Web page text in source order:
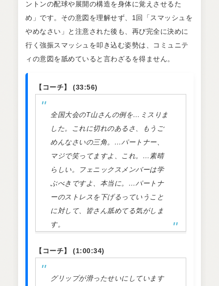
ントンの配球や展開の構造を身体に覚えさせるた
め」です。その意図を理解せず、1回「スマッシュを
やめなさい」と注意された後も、再び完全に決めに
行く強振スマッシュを叩き込む姿勢は、コミュニテ
ィの意図を舐めていると言わざるを得ません。
【コーチ】 (33:56)
全国大会のT山さんの例を…ミスりま
した。これに切れのあるさ、もうご
めんなさいの三角。…パートナー、
マジで笑ってますよ、これ。…素晴
らしい。フェニックスメンバーは学
ぶべきですよ、本当に。…パートナ
ーのストレスを下げるっていうこと
に対して、皆さん舐めてる気がしま
す。
【コーチ】 (1:00:34)
グリップが滑ったせいにしています